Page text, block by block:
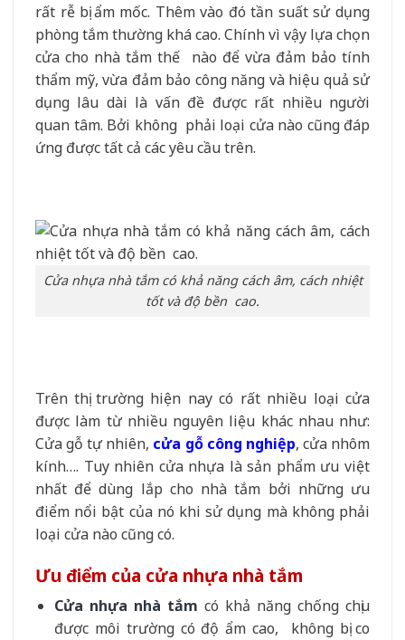
rất rễ bị ẩm mốc. Thêm vào đó tần suất sử dụng
phòng tắm thường khá cao. Chính vì vậy lựa chọn
cửa cho nhà tắm thế nào để vừa đảm bảo tính
thẩm mỹ, vừa đảm bảo công năng và hiệu quả sử
dụng lâu dài là vấn đề được rất nhiều người
quan tâm. Bởi không phải loại cửa nào cũng đáp
ứng được tất cả các yêu cầu trên.
Cửa nhựa nhà tắm có khả năng cách âm, cách nhiệt
tốt và độ bền cao.
Trên thị trường hiện nay có rất nhiều loại cửa
được làm từ nhiều nguyên liệu khác nhau như:
Cửa gỗ tự nhiên, cửa gỗ công nghiệp, cửa nhôm
kính…. Tuy nhiên cửa nhựa là sản phẩm ưu việt
nhất để dùng lắp cho nhà tắm bởi những ưu
điểm nổi bật của nó khi sử dụng mà không phải
loại cửa nào cũng có.
Ưu điểm của cửa nhựa nhà tắm
Cửa nhựa nhà tắm có khả năng chống chịu
được môi trường có độ ẩm cao, không bị co